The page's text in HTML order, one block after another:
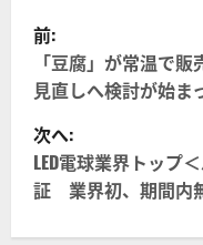
投
稿
ナ
ビ
ゲ
前:
「豆腐」が常温で
見直しへ検討が始ま
次へ:
LED電球業界トップ
証 業界初、期間内